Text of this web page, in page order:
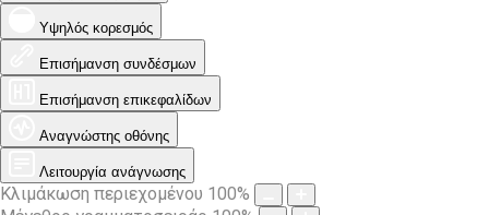
Υψηλός κορεσμός
Επισήμανση συνδέσμων
Επισήμανση επικεφαλίδων
Αναγνώστης οθόνης
Λειτουργία ανάγνωσης
Κλιμάκωση περιεχομένου 100%